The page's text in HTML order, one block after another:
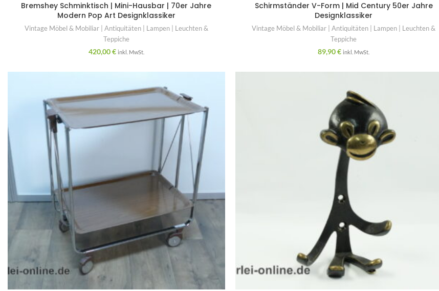
Bremshey Schminktisch | Mini-Hausbar | 70er Jahre
Modern Pop Art Designklassiker
Vintage Möbel & Mobiliar | Antiquitäten | Lampen | Leuchten &
Teppiche
420,00€ inkl. MwSt.
Schirmständer V-Form | Mid Century 50er Jahre
Designklassiker
Vintage Möbel & Mobiliar | Antiquitäten | Lampen | Leuchten &
Teppiche
89,90€ inkl. MwSt.